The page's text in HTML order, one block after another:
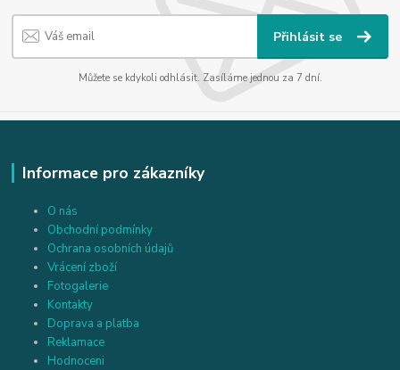
Přihlásit se
Můžete se kdykoli odhlásit. Zasíláme jednou za 7 dní.
Informace pro zákazníky
O nás
Obchodní podmínky
Ochrana osobních údajů
Vrácení zboží
Fotogalerie
Kontakty
Doprava a platba
Reklamace
Hodnoceni